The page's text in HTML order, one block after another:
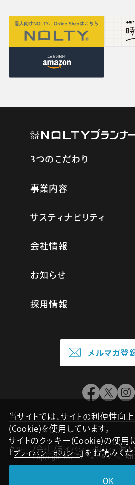
3つのこだわり
事業内容
サスティナビリティ
会社情報
お知らせ
採用情報
グループ会社プライバシーポリシー個人
Copyright NOLTY Planners Inc. All
当サイトでは、サイトの利便性向
(Cookie)を使用しています。
サイトのクッキー(Cookie)の使用
「プライバシーポリシー」をお読みくだ
OK